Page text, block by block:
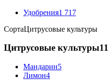
Удобрения1 717
СортаЦитрусовые культуры
Цитрусовые культуры
Мандарин5
Лимон4